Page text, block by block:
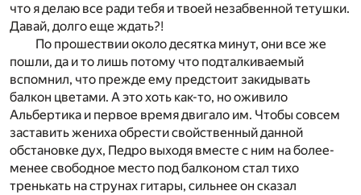
что я делаю все ради тебя и твоей незабвенной тетушки.
Давай, долго еще ждать?!
По прошествии около десятка минут, они все же
пошли, да и то лишь потому что подталкиваемый
вспомнил, что прежде ему предстоит закидывать
балкон цветами. А это хоть как-то, но оживило
Альбертика и первое время двигало им. Чтобы совсем
заставить жениха обрести свойственный данной
обстановке дух, Педро выходя вместе с ним на более-
менее свободное место под балконом стал тихо
тренькать на струнах гитары, сильнее он сказал